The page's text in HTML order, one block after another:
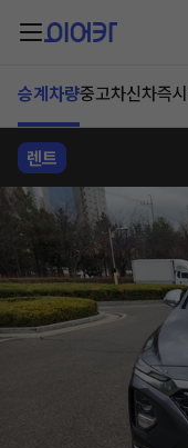
승계차량중고차신차즉
렌트